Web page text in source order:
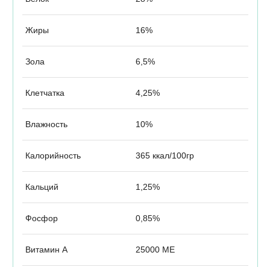
Жиры 16%
Зола 6,5%
Клетчатка 4,25%
Влажность 10%
Калорийность 365 ккал/100гр
Кальций 1,25%
Фосфор 0,85%
Витамин А 25000 МЕ